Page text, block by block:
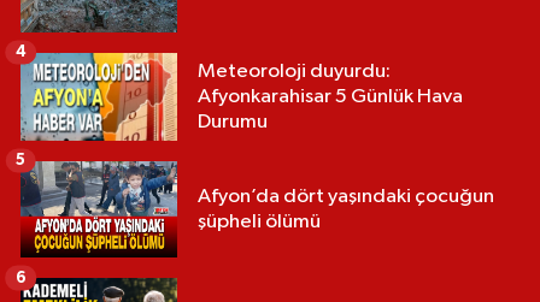
Meteoroloji duyurdu:
Afyonkarahisar 5 Günlük Hava
Durumu
4
Afyon’da dört yaşındaki çocuğun
şüpheli ölümü
5
6